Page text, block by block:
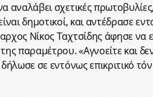
αναλάβει σχετικές
δημοτικοί, και αντέδρασε
Νίκος Ταχτσίδης άφησε να
παραμέτρου. «Αγνοείτε και
σε εντόνως επικριτικό